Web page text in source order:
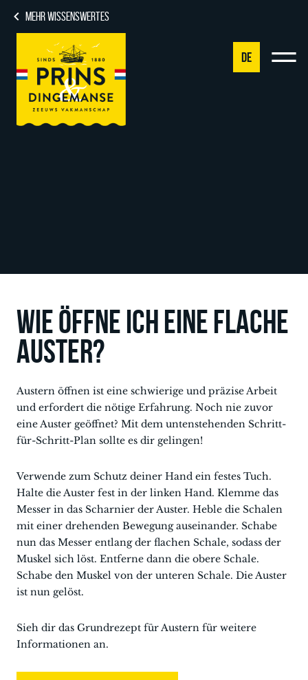
MEHR WISSENSWERTES
DE
Wie öffne ich eine flache
Auster?
Austern öffnen ist eine schwierige und präzise Arbeit
und erfordert die nötige Erfahrung. Noch nie zuvor
eine Auster geöffnet? Mit dem untenstehenden Schritt-
für-Schritt-Plan sollte es dir gelingen!
Verwende zum Schutz deiner Hand ein festes Tuch.
Halte die Auster fest in der linken Hand. Klemme das
Messer in das Scharnier der Auster. Heble die Schalen
mit einer drehenden Bewegung auseinander. Schabe
nun das Messer entlang der flachen Schale, sodass der
Muskel sich löst. Entferne dann die obere Schale.
Schabe den Muskel von der unteren Schale. Die Auster
ist nun gelöst.
Sieh dir das Grundrezept für Austern für weitere
Informationen an.